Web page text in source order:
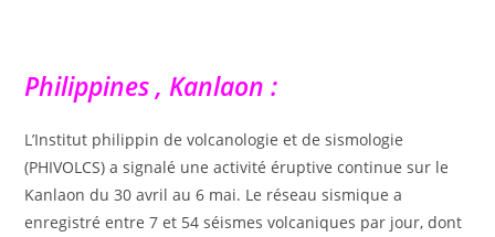
Philippines , Kanlaon :
L’Institut philippin de volcanologie et de sismologie
(PHIVOLCS) a signalé une activité éruptive continue sur le
Kanlaon du 30 avril au 6 mai. Le réseau sismique a
enregistré entre 7 et 54 séismes volcaniques par jour, dont